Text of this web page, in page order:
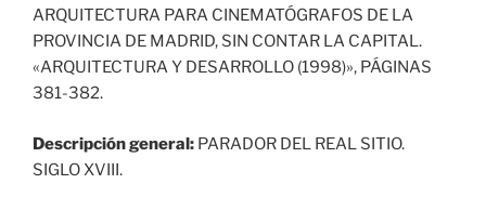
ARQUITECTURA PARA CINEMATÓGRAFOS DE LA
PROVINCIA DE MADRID, SIN CONTAR LA CAPITAL.
«ARQUITECTURA Y DESARROLLO (1998)», PÁGINAS
381-382.
Descripción general: PARADOR DEL REAL SITIO.
SIGLO XVIII.